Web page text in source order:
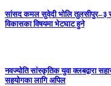
सांसद कमल सुवेदी भोलि तुलसीपुर–३
विकासका विषयमा भेटघाट हुने
नवज्योति सांस्कृतिक युवा क्लबद्वारा
सहयोगका लागि अपिल